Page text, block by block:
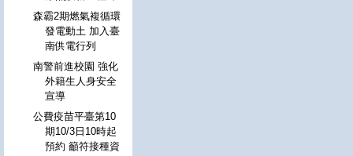
森霸2期燃氣複循環
發電動土 加入臺
南供電行列
南警前進校園 強化
外籍生人身安全
宣導
公費疫苗平臺第10
期10/3日10時起
預約 籲符接種資